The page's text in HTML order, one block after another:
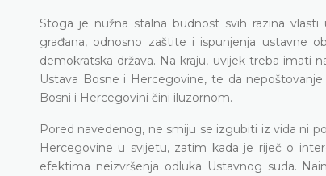
Stoga je nužna stalna budnost svih razina
građana, odnosno zaštite i ispunjenja ustavne
demokratska država. Na kraju, uvijek treba imati
Ustava Bosne i Hercegovine, te da
Bosni i Hercegovini čini iluzornom.
Pored navedenog, ne smiju se izgubiti iz vida ni
Hercegovine u svijetu, zatim kada je riječ o
efektima neizvršenja odluka Ustavnog suda.